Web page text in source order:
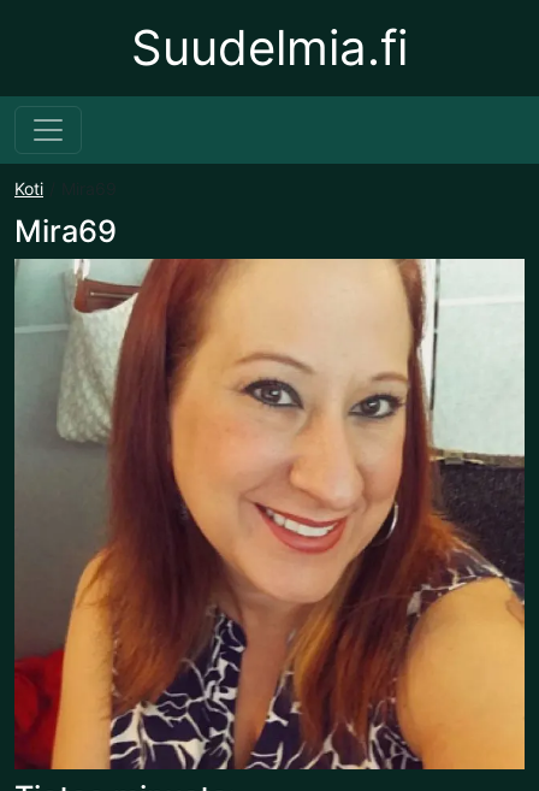
Suudelmia.fi
Koti
Mira69